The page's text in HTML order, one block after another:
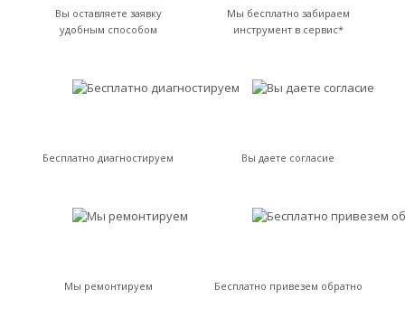
Вы оставляете заявку
удобным способом
Мы бесплатно забираем
инструмент в сервис*
Бесплатно диагностируем Вы даете согласие
Мы ремонтируем Бесплатно привезем обратно